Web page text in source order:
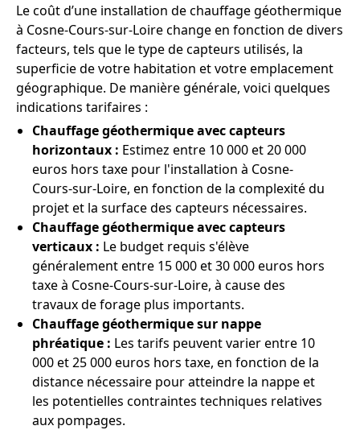
Le coût d’une installation de chauffage géothermique
à Cosne-Cours-sur-Loire change en fonction de divers
facteurs, tels que le type de capteurs utilisés, la
superficie de votre habitation et votre emplacement
géographique. De manière générale, voici quelques
indications tarifaires :
Chauffage géothermique avec capteurs
horizontaux : Estimez entre 10 000 et 20 000
euros hors taxe pour l'installation à Cosne-
Cours-sur-Loire, en fonction de la complexité du
projet et la surface des capteurs nécessaires.
Chauffage géothermique avec capteurs
verticaux : Le budget requis s'élève
généralement entre 15 000 et 30 000 euros hors
taxe à Cosne-Cours-sur-Loire, à cause des
travaux de forage plus importants.
Chauffage géothermique sur nappe
phréatique : Les tarifs peuvent varier entre 10
000 et 25 000 euros hors taxe, en fonction de la
distance nécessaire pour atteindre la nappe et
les potentielles contraintes techniques relatives
aux pompages.